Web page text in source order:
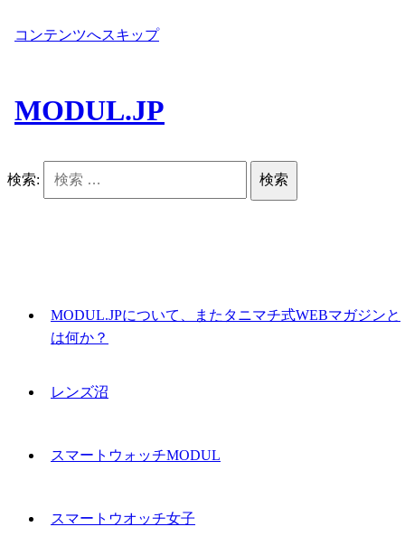
コンテンツへスキップ
MODUL.JP
検索:
MODUL.JPについて、またタニマチ式WEBマガジンと
は何か？
レンズ沼
スマートウォッチMODUL
スマートウオッチ女子